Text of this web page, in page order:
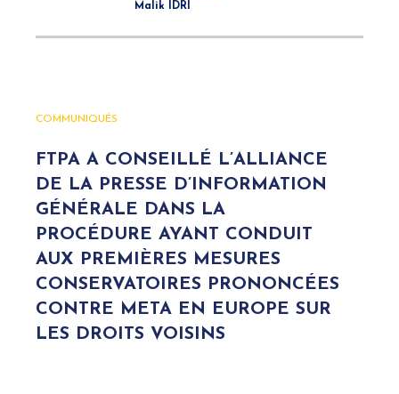
Malik IDRI
COMMUNIQUÉS
FTPA A CONSEILLÉ L’ALLIANCE
DE LA PRESSE D’INFORMATION
GÉNÉRALE DANS LA
PROCÉDURE AYANT CONDUIT
AUX PREMIÈRES MESURES
CONSERVATOIRES PRONONCÉES
CONTRE META EN EUROPE SUR
LES DROITS VOISINS